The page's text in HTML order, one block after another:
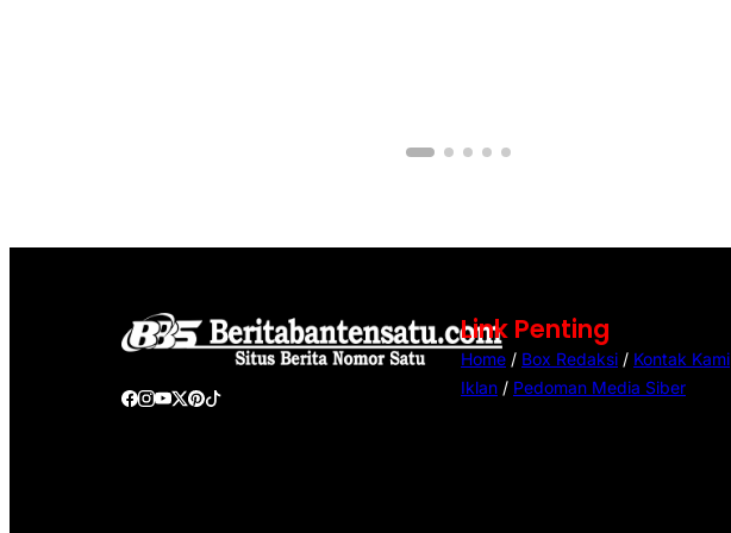
Link Penting
Home / Box Redaksi / Kontak Kami
Iklan / Pedoman Media Siber